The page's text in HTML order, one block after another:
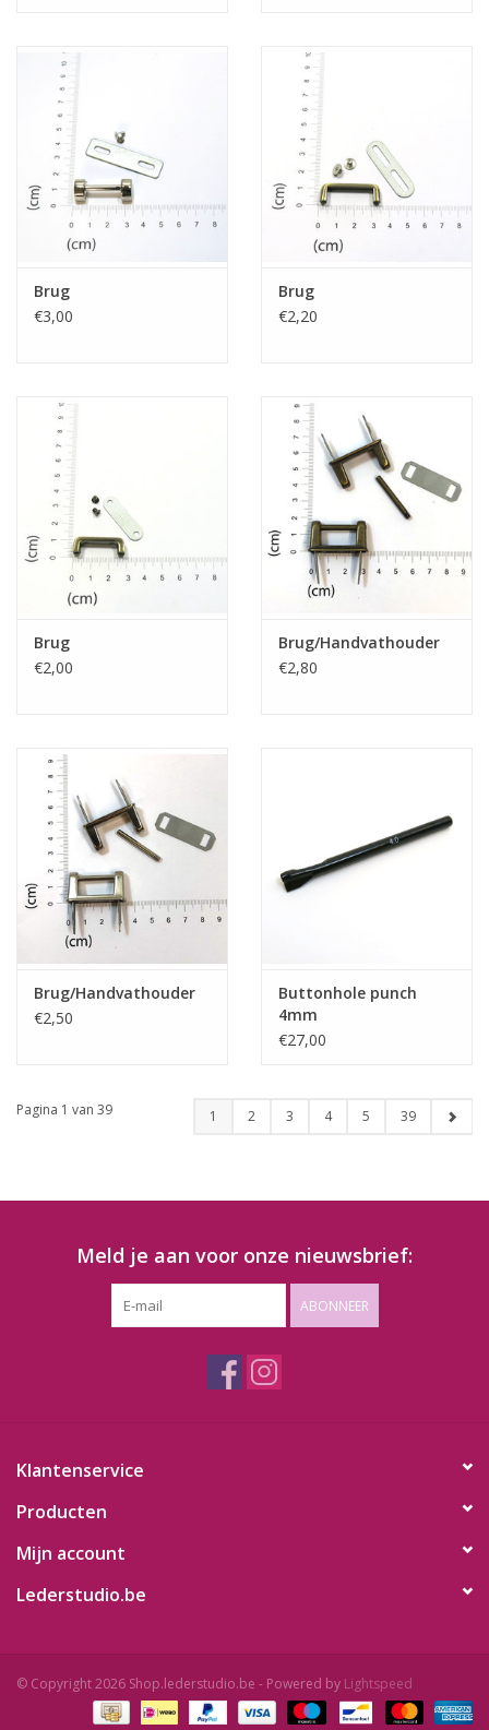
Brug
€3,00
Brug
€2,20
Brug
€2,00
Brug/Handvathouder
€2,80
Brug/Handvathouder
€2,50
Buttonhole punch
4mm
€27,00
Pagina 1 van 39 1 2 3 4 5 39
Meld je aan voor onze nieuwsbrief:
ABONNEER
Klantenservice
Producten
Mijn account
Lederstudio.be
© Copyright 2026 Shop.lederstudio.be - Powered by Lightspeed